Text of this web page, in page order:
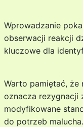
Wprowadzanie
obserwacji reakcji
kluczowe dla
Warto pamiętać, że
oznacza rezygnacji
modyfikowane
do potrzeb malucha.